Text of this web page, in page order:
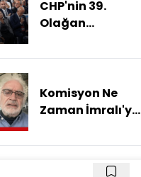
CHP'nin 39.
Olağan
Bekleniyor?
Komisyon Ne
Zaman İmralı'ya